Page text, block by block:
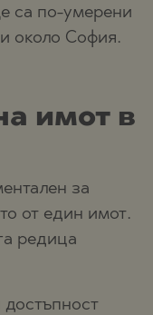
са по-умерени
около София.
имот в
за
от един имот.
редица
достъпност